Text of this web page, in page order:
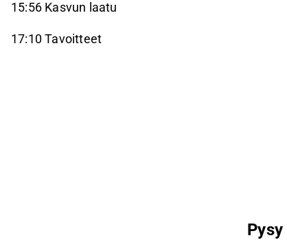
15:56 Kasvun laatu
17:10 Tavoitteet